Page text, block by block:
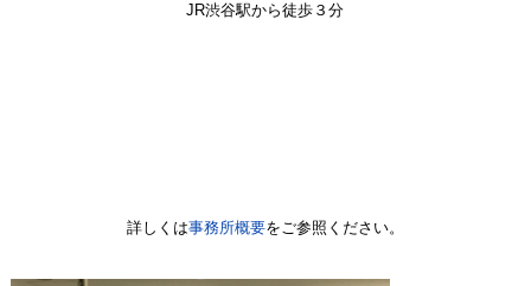
JR渋谷駅から徒歩３分
詳しくは事務所概要をご参照ください。